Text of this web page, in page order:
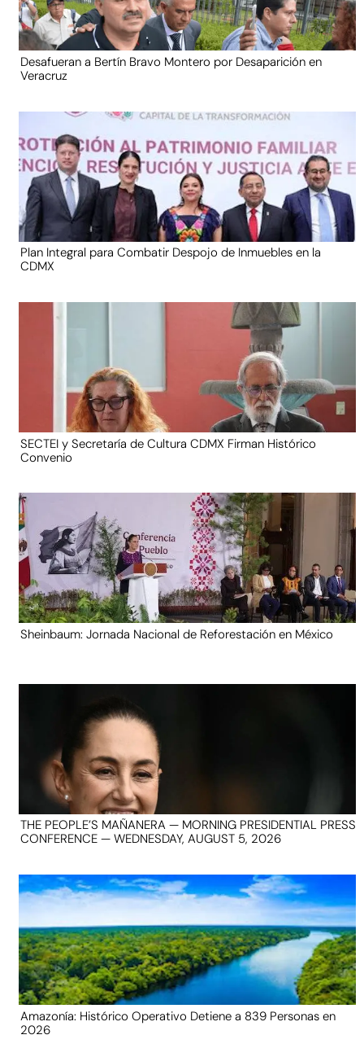
Desafueran a Bertín Bravo Montero por Desaparición en
Veracruz
Plan Integral para Combatir Despojo de Inmuebles en la
CDMX
SECTEI y Secretaría de Cultura CDMX Firman Histórico
Convenio
Sheinbaum: Jornada Nacional de Reforestación en México
THE PEOPLE’S MAÑANERA — MORNING PRESIDENTIAL PRESS
CONFERENCE — WEDNESDAY, AUGUST 5, 2026
Amazonía: Histórico Operativo Detiene a 839 Personas en
2026